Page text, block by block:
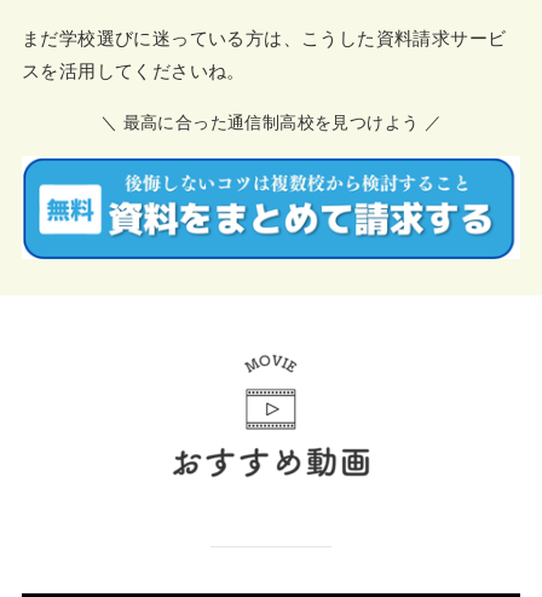
まだ学校選びに迷っている方は、こうした資料請求サービ
スを活用してくださいね。
＼ 最高に合った通信制高校を見つけよう ／